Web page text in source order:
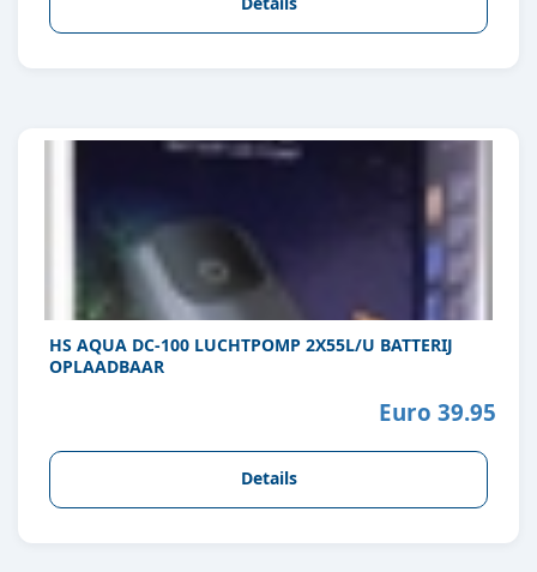
HS AQUA DC-100 LUCHTPOMP 2X55L/U BATTERIJ
OPLAADBAAR
Euro 39.95
Details